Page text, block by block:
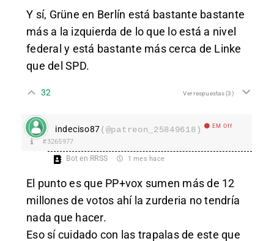
Y sí, Grüne en Berlín está bastante bastante
más a la izquierda de lo que lo está a nivel
federal y está bastante más cerca de Linke
que del SPD.
32 Ver respuestas(3)
indeciso87(@patreon_25849618) EM Off
#3265977
Bot en RRSS 1 mes hace
El punto es que PP+vox sumen más de 12
millones de votos ahí la zurderia no tendría
nada que hacer.
Eso sí cuidado con las trapalas de este que